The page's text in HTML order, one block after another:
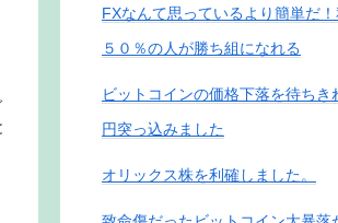
FXなんて思っているより簡単だ
５０％の人が勝ち組になれる
ビットコインの価格下落を待ちき
円突っ込みました
オリックス株を利確しました。